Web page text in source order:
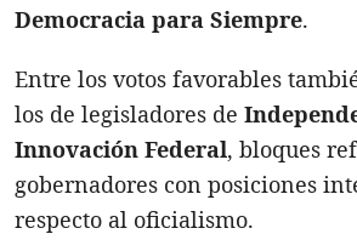
Democracia para Siempre.
Entre los votos favorables
los de legisladores de
Innovación Federal, bloques
gobernadores con posiciones
respecto al oficialismo.